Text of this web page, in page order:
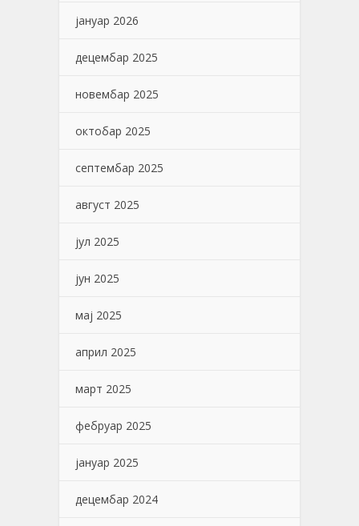
јануар 2026
децембар 2025
новембар 2025
октобар 2025
септембар 2025
август 2025
јул 2025
јун 2025
мај 2025
април 2025
март 2025
фебруар 2025
јануар 2025
децембар 2024